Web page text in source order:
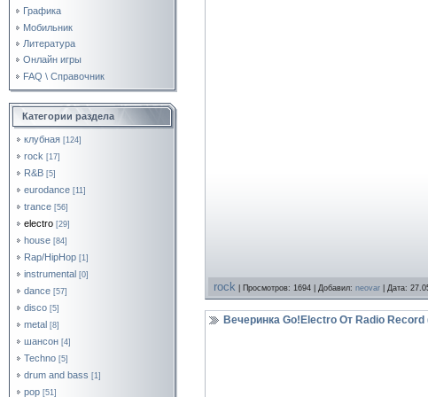
Графика
Мобильник
Литература
Онлайн игры
FAQ \ Справочник
Категории раздела
клубная [124]
rock [17]
R&B [5]
eurodance [11]
trance [56]
electro [29]
house [84]
Rap/HipHop [1]
instrumental [0]
dance [57]
disco [5]
metal [8]
шансон [4]
Techno [5]
drum and bass [1]
pop [51]
rock | Просмотров: 1694 | Добавил: neovar | Дата:
Вечеринка Go!Electro От Radio Record